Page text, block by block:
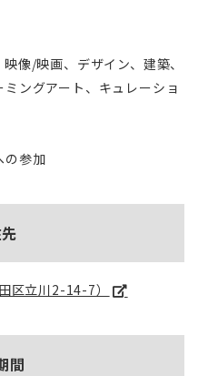
像/映画、デザイン、建築、
ングアート、キュレーショ
の参加
区立川2-14-7）
間